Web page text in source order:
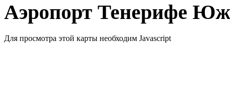
Аэропорт Тенерифе
Для просмотра этой карты необходим Javascript